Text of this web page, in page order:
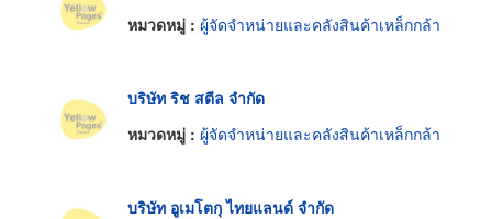
หมวดหมู่ : ผู้จัดจำหน่ายและคลังสินค้าเหล็กกล้า
บริษัท ริช สตีล จำกัด
หมวดหมู่ : ผู้จัดจำหน่ายและคลังสินค้าเหล็กกล้า
บริษัท อูเมโตกุ ไทยแลนด์ จำกัด